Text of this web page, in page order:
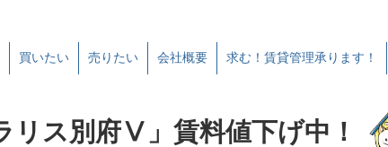
買いたい 売りたい 会社概要 求む！賃貸管理承ります！
リス別府Ⅴ」賃料値下げ中！